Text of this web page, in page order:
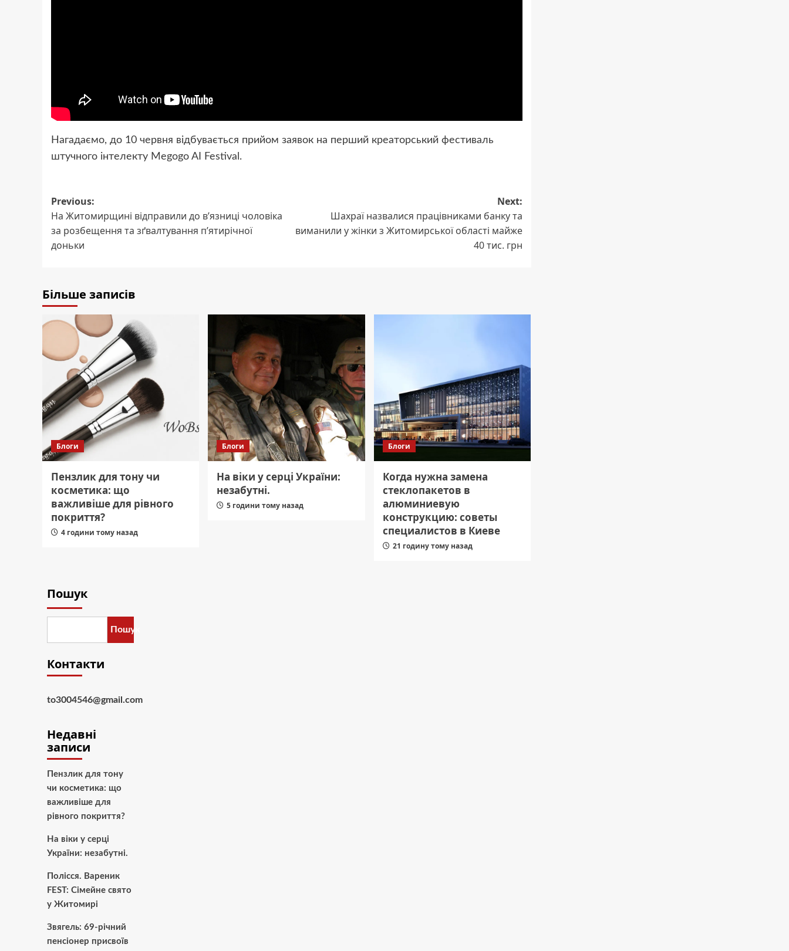
Нагадаємо, до 10 червня відбувається прийом заявок на перший креаторський фестиваль
штучного інтелекту Megogo AI Festival.
Post
navigation
Previous:
На Житомирщині відправили до в’язниці чоловіка
за розбещення та зґвалтування п’ятирічної
доньки
Next:
Шахраї назвалися працівниками банку та
виманили у жінки з Житомирської області майже
40 тис. грн
Більше записів
Блоги
Пензлик для тону чи
косметика: що
важливіше для рівного
покриття?
4 години тому назад
Блоги
На віки у серці України:
незабутні.
5 години тому назад
Блоги
Когда нужна замена
стеклопакетов в
алюминиевую
конструкцию: советы
специалистов в Киеве
21 годину тому назад
Пошук
Пошук
Контакти
to3004546@gmail.com
Недавні
записи
Пензлик для тону
чи косметика: що
важливіше для
рівного покриття?
На віки у серці
України: незабутні.
Полісся. Вареник
FEST: Сімейне свято
у Житомирі
Звягель: 69-річний
пенсіонер присвоїв